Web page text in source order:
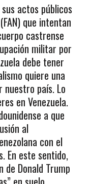
actos públicos
que intentan
castrense
militar por
debe tener
quiere una
nuestro país. Lo
en Venezuela.
a que
al
con el
En este sentido,
Donald Trump